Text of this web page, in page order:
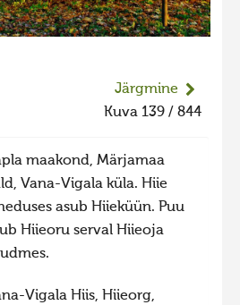
lisa
2022
lisa
Järgmine
Kuva 139 / 844
maakond, Märjamaa
Vana-Vigala küla. Hiie
asub Hiieküün. Puu
Hiieoru serval Hiieoja
Vigala Hiis, Hiieorg,